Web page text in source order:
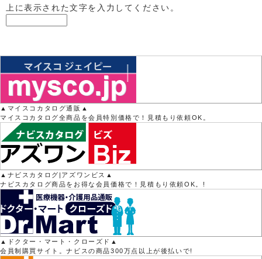
上に表示された文字を入力してください。
▲マイスコカタログ通販▲
マイスコカタログ全商品を会員特別価格で！見積もり依頼OK。
▲ナビスカタログ|アズワンビス▲
ナビスカタログ商品をお得な会員価格で！見積もり依頼OK。!
▲ドクター・マート・クローズド▲
会員制購買サイト。ナビスの商品300万点以上が後払いで!